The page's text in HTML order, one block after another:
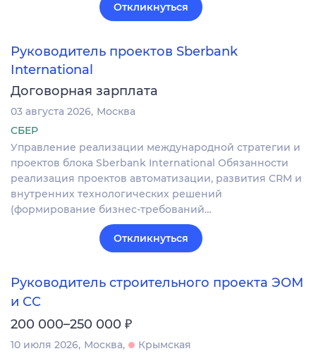
Откликнуться
Руководитель проектов Sberbank
International
Договорная зарплата
03 августа 2026 Москва
СБЕР
Управление реализации международной стратегии и
проектов блока Sberbank International Обязанности
реализация проектов автоматизации, развития CRM и
внутренних технологических решений
(формирование бизнес-требований…
Откликнуться
Руководитель строительного проекта ЭОМ
и СС
200 000–250 000 ₽
10 июля 2026 Москва
Крымская